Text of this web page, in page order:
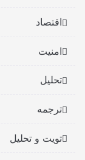
اقتصاد
امنیت
تحلیل
ترجمه
تویت و تحلیل